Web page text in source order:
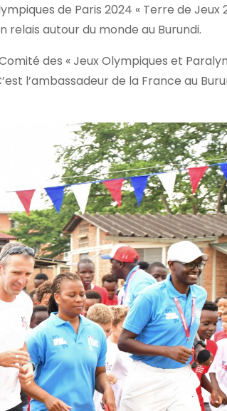
de Paris 2024 « Terre de Jeux
relais autour du monde au Burundi.
des « Jeux Olympiques et
l’ambassadeur de la France au